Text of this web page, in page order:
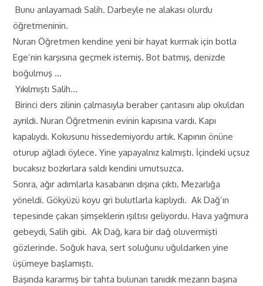
Bunu anlayamadı Salih. Darbeyle ne alakası olurdu
öğretmeninin.
Nuran Öğretmen kendine yeni bir hayat kurmak için botla
Ege’nin karşısına geçmek istemiş. Bot batmış, denizde
boğulmuş …
Yıkılmıştı Salih…
Birinci ders zilinin çalmasıyla beraber çantasını alıp okuldan
ayrıldı. Nuran Öğretmenin evinin kapısına vardı. Kapı
kapalıydı. Kokusunu hissedemiyordu artık. Kapının önüne
oturup ağladı öylece. Yine yapayalnız kalmıştı. İçindeki uçsuz
bucaksız bozkırlara saldı kendini umutsuzca.
Sonra, ağır adımlarla kasabanın dışına çıktı. Mezarlığa
yöneldi. Gökyüzü koyu gri bulutlarla kaplıydı. Ak Dağ’ın
tepesinde çakan şimşeklerin ışıltısı geliyordu. Hava yağmura
gebeydi, Salih gibi. Ak Dağ, kara bir dağ oluvermişti
gözlerinde. Soğuk hava, sert soluğunu uğuldarken yine
üşümeye başlamıştı.
Başında kararmış bir tahta bulunan tanıdık mezarın başına